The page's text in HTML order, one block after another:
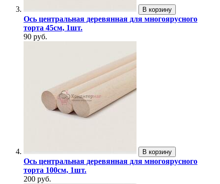
В корзину
Ось центральная деревянная для многоярусного
торта 45см, 1шт.
90 руб.
В корзину
Ось центральная деревянная для многоярусного
торта 100см, 1шт.
200 руб.